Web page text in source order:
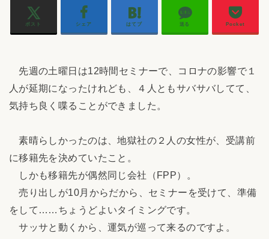
ポスト シェア はてブ 送る Pocket
先週の土曜日は12時間セミナーで、コロナの影響で１
人が延期になったけれども、４人ともサバサバしてて、
気持ち良く喋ることができました。
素晴らしかったのは、地獄社の２人の女性が、受講前
に移籍先を決めていたこと。
しかも移籍先が偶然同じ会社（FPP）。
売り出しが10月からだから、セミナーを受けて、準備
をして……ちょうどよいタイミングです。
サッサと動くから、運気が巡って来るのですよ。